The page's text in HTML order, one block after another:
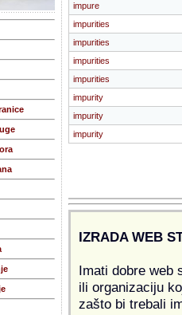
impure
impurities
impurities
impurities
impurities
impurity
impurity
impurity
IZRADA WEB
Imati dobre web
ili organizaciju
zašto bi trebali